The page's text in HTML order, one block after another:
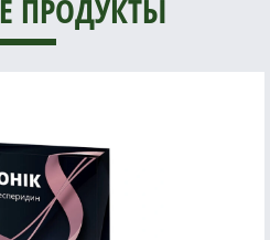
ПРОДУКТЫ